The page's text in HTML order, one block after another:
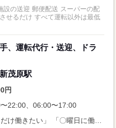
設の送迎 郵便配送 スーパーの配
せるだけ すべて運転以外は最低
、運転代行・送迎、ドラ
茂原駅
円
22:00、06:00〜17:00
【自己申告シフト】 「平日だけ働きたい」 「〇曜日に働きたい」 など、働き方は自分で選べます。 曜日・時間についてのご希望も 面談の際に教えてくださいね。 ※こちらは中型以上のお仕事の例です